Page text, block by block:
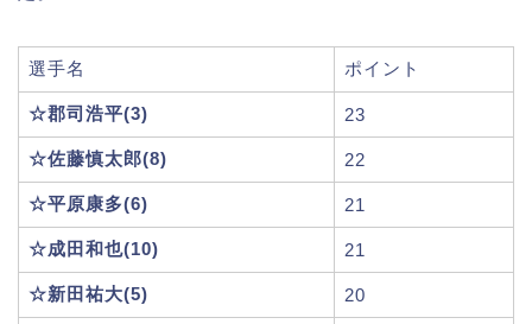
選手名 ポイント
☆郡司浩平(3) 23
☆佐藤慎太郎(8) 22
☆平原康多(6) 21
☆成田和也(10) 21
☆新田祐大(5) 20